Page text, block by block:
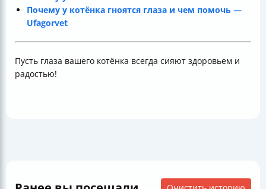
Почему у котёнка гноятся глаза и чем помочь —
Ufagorvet
Пусть глаза вашего котёнка всегда сияют здоровьем и
радостью!